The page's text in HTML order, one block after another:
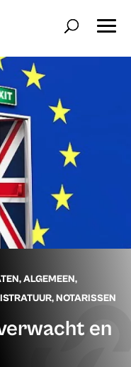
,ALGEMEEN,
,NOTARISSEN
en